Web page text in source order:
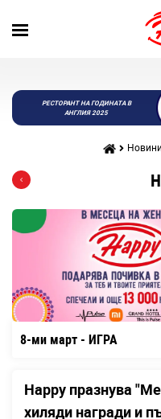
РЕСТОРАНТ НА ГОДИНАТА В
АНГЛИЯ 2025
Новини
8-ми март - ИГРА
Happy празнува
хиляди награди и